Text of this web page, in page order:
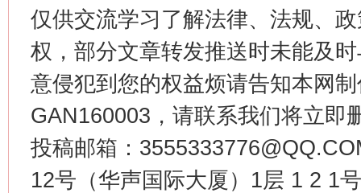
仅供交流学习了解法律、法规、
权，部分文章转发推送时未能及
意侵犯到您的权益烦请告知本网
GAN160003，请联系我们将立即
投稿邮箱：
12号（华声国际大厦）1层 1 2 1